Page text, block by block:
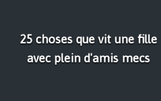
25 choses que vit une fille
avec plein d'amis mecs